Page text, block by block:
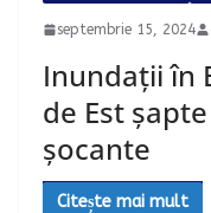
septembrie 15, 2024
Inundații în
de Est
șocante
Citește mai mult